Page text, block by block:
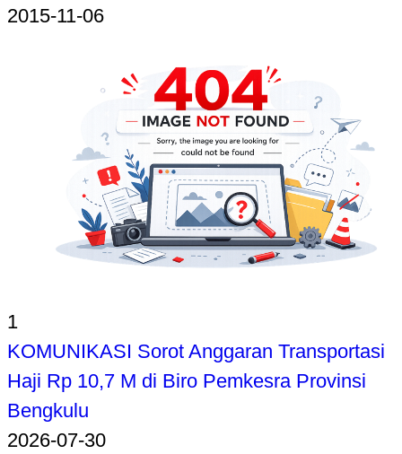
2015-11-06
1
KOMUNIKASI Sorot Anggaran Transportasi
Haji Rp 10,7 M di Biro Pemkesra Provinsi
Bengkulu
2026-07-30